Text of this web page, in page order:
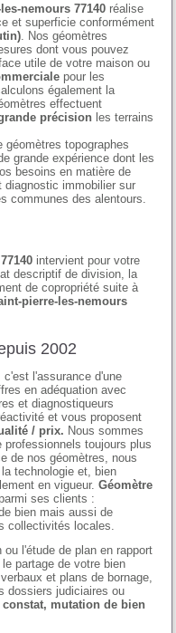
nemours 77140 réalise
et superficie conformément
. Nos géomètres
dont vous pouvez
utile de votre maison ou
pour les
également la
effectuent
précision les terrains
géomètres topographes
grande expérience dont les
besoins en matière de
diagnostic immobilier sur
communes des alentours.
intervient pour votre
descriptif de division, la
de copropriété suite à
pierre-les-nemours
2002
, c'est l'assurance d'une
en adéquation avec
et diagnostiqueurs
et vous proposent
/ prix. Nous sommes
toujours plus
de nos géomètres, nous
technologie et, bien
en vigueur.Géomètre
ses clients :
bien mais aussi de
collectivités locales.
l'étude de plan en rapport
partage de votre bien
et plans de bornage,
dossiers judiciaires ou
mutation de bien